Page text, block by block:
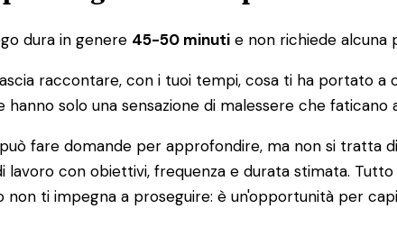
dura in genere 45-50 minuti e non richiede alcuna
raccontare, con i tuoi tempi, cosa ti ha portato
solo una sensazione di malessere che
fare domande per approfondire, ma non si tratta
lavoro con obiettivi, frequenza e durata stimata.
non ti impegna a proseguire: è un'opportunità per